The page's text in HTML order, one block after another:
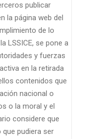
publicar
la página web del
de lo
LSSICE, se pone a
y fuerzas
en la retirada
contenidos que
nacional o
o la moral y el
considere que
pudiera ser